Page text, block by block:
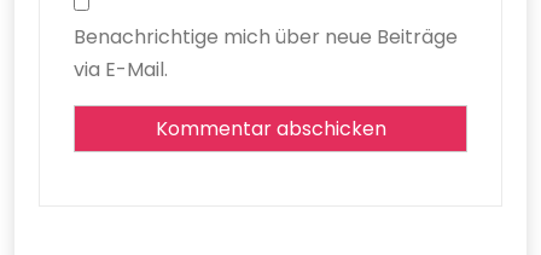
Benachrichtige mich über neue Beiträge
via E-Mail.